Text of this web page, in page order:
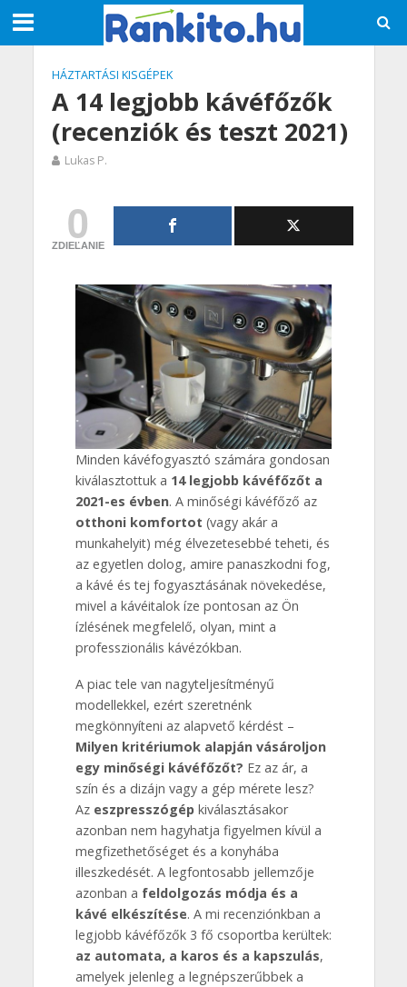
HÁZTARTÁSI KISGÉPEK
A 14 legjobb kávéfőzők
(recenziók és teszt 2021)
Lukas P.
0
ZDIEĽANIE
Minden kávéfogyasztó számára gondosan
kiválasztottuk a 14 legjobb kávéfőzőt a
2021-es évben. A minőségi kávéfőző az
otthoni komfortot (vagy akár a
munkahelyit) még élvezetesebbé teheti, és
az egyetlen dolog, amire panaszkodni fog,
a kávé és tej fogyasztásának növekedése,
mivel a kávéitalok íze pontosan az Ön
ízlésének megfelelő, olyan, mint a
professzionális kávézókban.
A piac tele van nagyteljesítményű
modellekkel, ezért szeretnénk
megkönnyíteni az alapvető kérdést –
Milyen kritériumok alapján vásároljon
egy minőségi kávéfőzőt? Ez az ár, a
szín és a dizájn vagy a gép mérete lesz?
Az eszpresszógép kiválasztásakor
azonban nem hagyhatja figyelmen kívül a
megfizethetőséget és a konyhába
illeszkedését. A legfontosabb jellemzője
azonban a feldolgozás módja és a
kávé elkészítése. A mi recenziónkban a
legjobb kávéfőzők 3 fő csoportba kerültek:
az automata, a karos és a kapszulás,
amelyek jelenleg a legnépszerűbbek a